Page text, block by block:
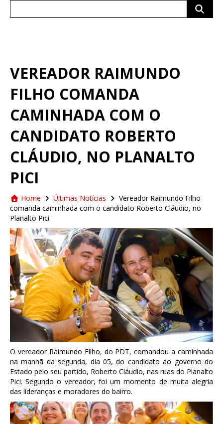
VEREADOR RAIMUNDO
FILHO COMANDA
CAMINHADA COM O
CANDIDATO ROBERTO
CLÁUDIO, NO PLANALTO
PICI
Home Últimas Notícias
Vereador Raimundo Filho
comanda caminhada com o candidato Roberto Cláudio, no
Planalto Pici
O vereador Raimundo Filho, do PDT, comandou a caminhada
na manhã da segunda, dia 05, do candidato ao governo do
Estado pelo seu partido, Roberto Cláudio, nas ruas do Planalto
Pici. Segundo o vereador, foi um momento de muita alegria
das lideranças e moradores do bairro.